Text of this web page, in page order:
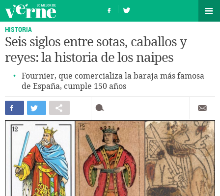
HISTORIA
Seis siglos entre sotas, caballos y
reyes: la historia de los naipes
Fournier, que comercializa la baraja más famosa
de España, cumple 150 años